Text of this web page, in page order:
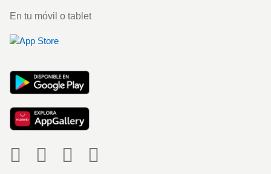
En tu móvil o tablet